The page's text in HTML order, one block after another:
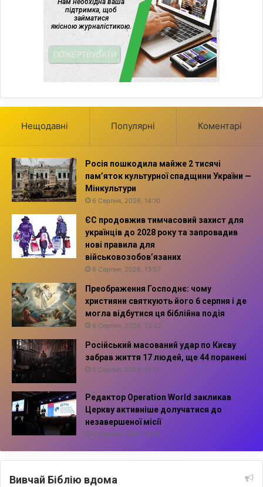
Нещодавні Популярні Коментарі
Росія пошкодила майже 2 тисячі
пам’яток культурної спадщини України —
Мінкультури
6 Серпня, 2026, 14:10
ЄС продовжив тимчасовий захист для
українців до 2028 року та запровадив
нові правила для
військовозобов’язаних
6 Серпня, 2026, 13:57
Преображення Господнє: чому
християни святкують його 6 серпня і де
могла відбутися ця біблійна подія
6 Серпня, 2026, 13:42
Російський масований удар по Києву
забрав життя 17 людей, ще 44 поранені
5 Серпня, 2026, 11:16
Редактор Operation World закликав
Церкву активніше долучатися до
незавершеної місії
5 Серпня, 2026, 10:14
Вивчай Біблію вдома